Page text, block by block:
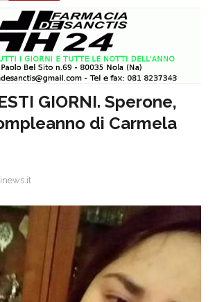
GIORNI. Sperone,
di Carmela